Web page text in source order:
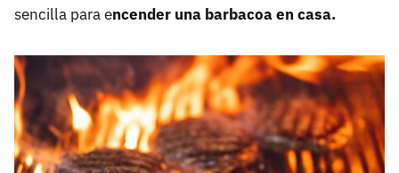
sencilla para encender una barbacoa en casa.